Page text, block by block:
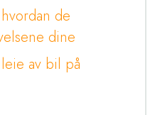
de
dine
av bil på